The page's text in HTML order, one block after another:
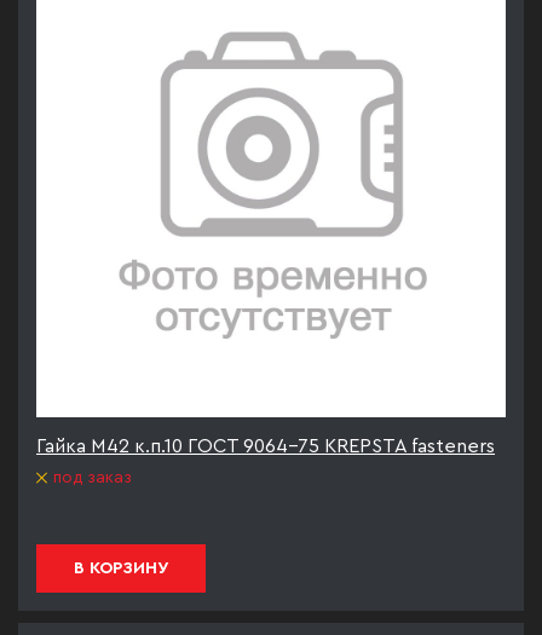
Гайка М42 к.п.10 ГОСТ 9064-75 KREPSTA fasteners
под заказ
В КОРЗИНУ